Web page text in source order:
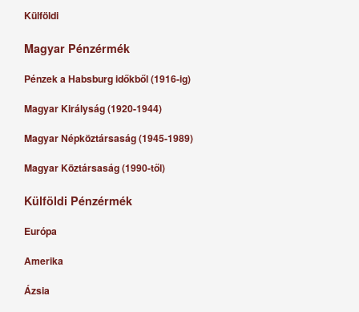
Külföldi
Magyar Pénzérmék
Pénzek a Habsburg időkből (1916-ig)
Magyar Királyság (1920-1944)
Magyar Népköztársaság (1945-1989)
Magyar Köztársaság (1990-től)
Külföldi Pénzérmék
Európa
Amerika
Ázsia